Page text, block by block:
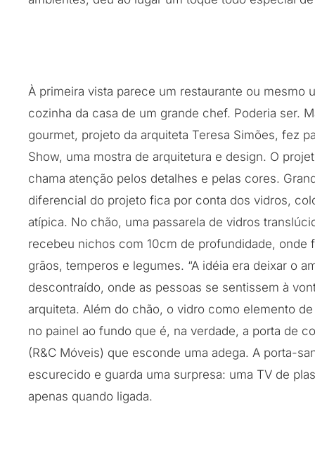
À primeira vista parece um restaurante ou mesmo
cozinha da casa de um grande chef. Poderia ser.
gourmet, projeto da arquiteta Teresa Simões, fez
Show, uma mostra de arquitetura e design. O
chama atenção pelos detalhes e pelas cores.
diferencial do projeto fica por conta dos vidros,
atípica. No chão, uma passarela de vidros
recebeu nichos com 10cm de profundidade, onde
grãos, temperos e legumes. “A idéia era deixar o
descontraído, onde as pessoas se sentissem à
arquiteta. Além do chão, o vidro como elemento
no painel ao fundo que é, na verdade, a porta de
(R&C Móveis) que esconde uma adega. A porta-
escurecido e guarda uma surpresa: uma TV de
apenas quando ligada.